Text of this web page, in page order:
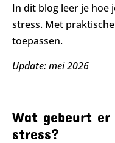
In dit blog leer je hoe
stress. Met
toepassen.
Update: mei 2026
Wat gebeurt
stress?